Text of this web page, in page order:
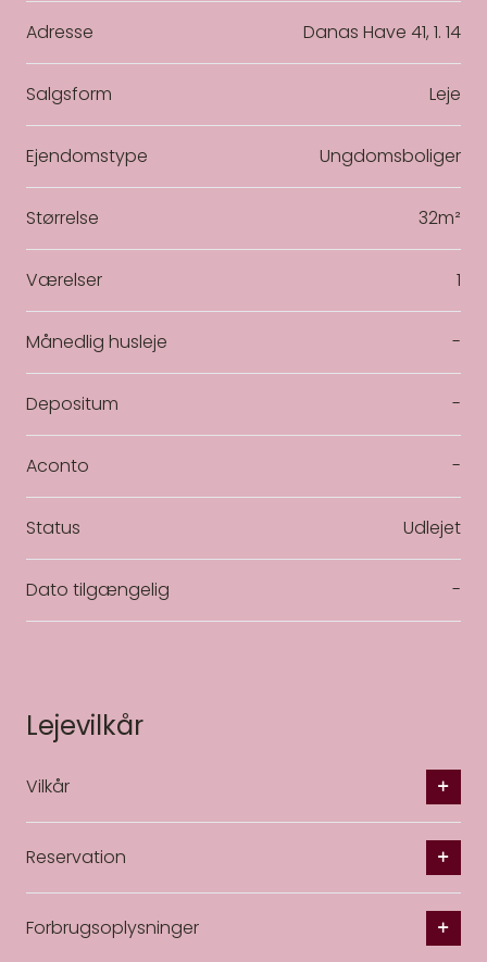
Adresse Danas Have 41, 1. 14
Salgsform Leje
Ejendomstype Ungdomsboliger
Størrelse 32m²
Værelser 1
Månedlig husleje -
Depositum -
Aconto -
Status Udlejet
Dato tilgængelig -
Lejevilkår
Vilkår
Reservation
Forbrugsoplysninger